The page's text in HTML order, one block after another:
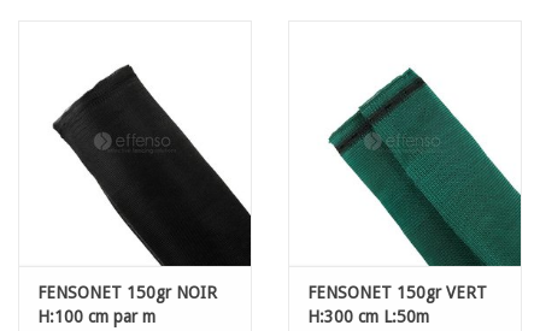
FENSONET 150gr NOIR
H:100 cm par m
FENSONET 150gr VERT
H:300 cm L:50m